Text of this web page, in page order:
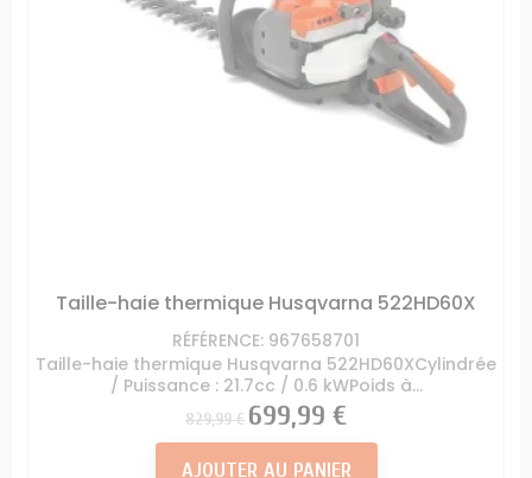
Taille-haie thermique Husqvarna 522HD60X
RÉFÉRENCE: 967658701
Taille-haie thermique Husqvarna 522HD60XCylindrée
/ Puissance : 21.7cc / 0.6 kWPoids à...
Prix
829,99 € Prix
699,99 €
AJOUTER AU PANIER